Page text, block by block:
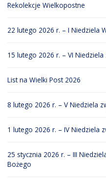
Rekolekcje Wielkopostne
22 lutego 2026 r. – I Niedziela
15 lutego 2026 r. – VI Niedziela
List na Wielki Post 2026
8 lutego 2026 r. – V Niedziela
1 lutego 2026 r. – IV Niedziela
25 stycznia 2026 r. – III
Bożego